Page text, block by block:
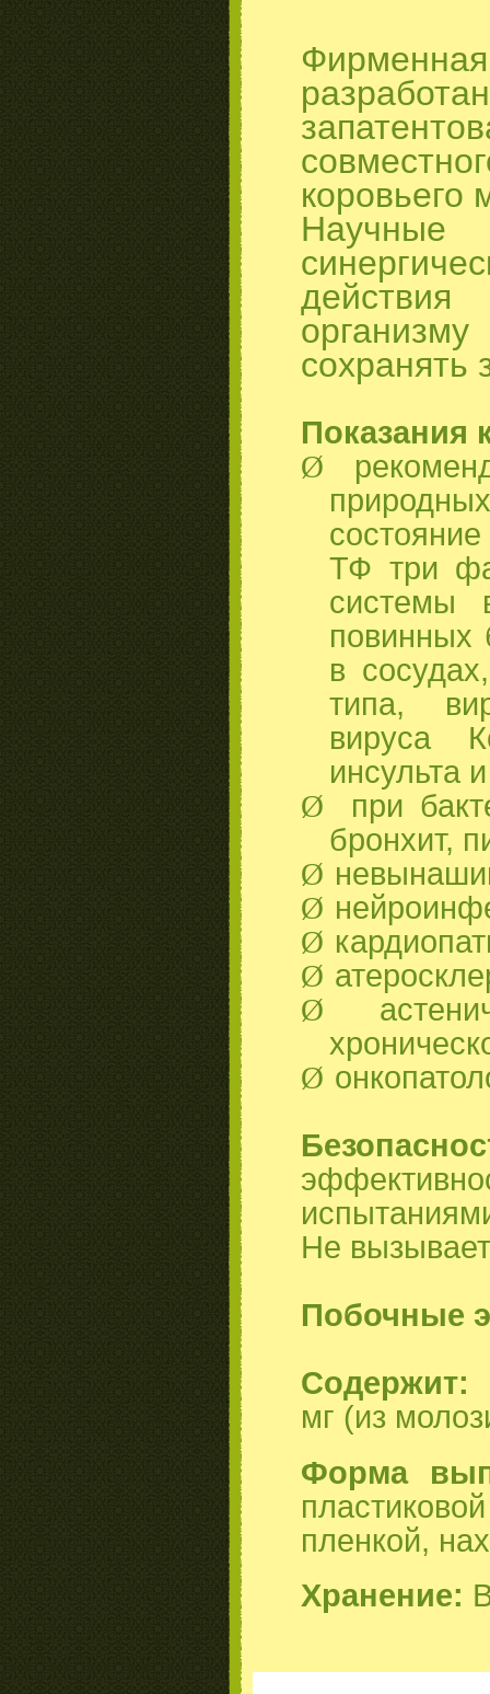
коровьего
Научные
действия
сохранять
Показания
Ø
ТФ три
системы
повинных
в сосудах
типа,
вируса
инсульта
Ø
при
бронхит,
Ø
Ø
Ø
Ø
Ø
Ø
Не
Побочные
Содержит:
мг (из
Форма
пленкой,
Хранение: